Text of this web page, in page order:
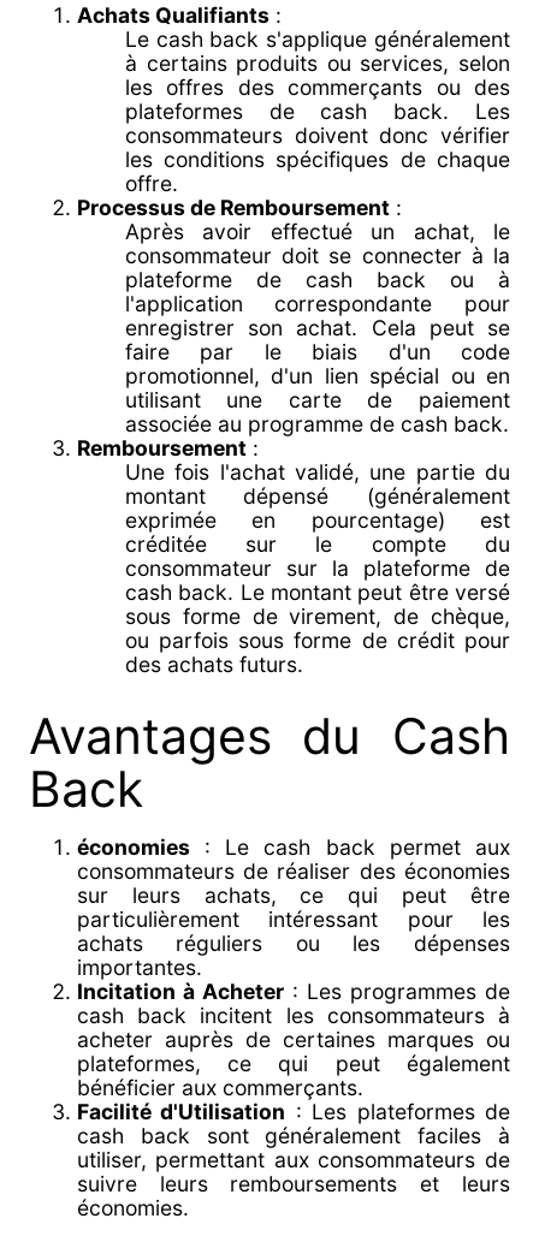
Achats Qualifiants :
Le cash back s'applique généralement
à certains produits ou services, selon
les offres des commerçants ou des
plateformes de cash back. Les
consommateurs doivent donc vérifier
les conditions spécifiques de chaque
offre.
Processus de Remboursement :
Après avoir effectué un achat, le
consommateur doit se connecter à la
plateforme de cash back ou à
l'application correspondante pour
enregistrer son achat. Cela peut se
faire par le biais d'un code
promotionnel, d'un lien spécial ou en
utilisant une carte de paiement
associée au programme de cash back.
Remboursement :
Une fois l'achat validé, une partie du
montant dépensé (généralement
exprimée en pourcentage) est
créditée sur le compte du
consommateur sur la plateforme de
cash back. Le montant peut être versé
sous forme de virement, de chèque,
ou parfois sous forme de crédit pour
des achats futurs.
Avantages du Cash
Back
économies : Le cash back permet aux
consommateurs de réaliser des économies
sur leurs achats, ce qui peut être
particulièrement intéressant pour les
achats réguliers ou les dépenses
importantes.
Incitation à Acheter: Les programmes de
cash back incitent les consommateurs à
acheter auprès de certaines marques ou
plateformes, ce qui peut également
bénéficier aux commerçants.
Facilité d'Utilisation : Les plateformes de
cash back sont généralement faciles à
utiliser, permettant aux consommateurs de
suivre leurs remboursements et leurs
économies.